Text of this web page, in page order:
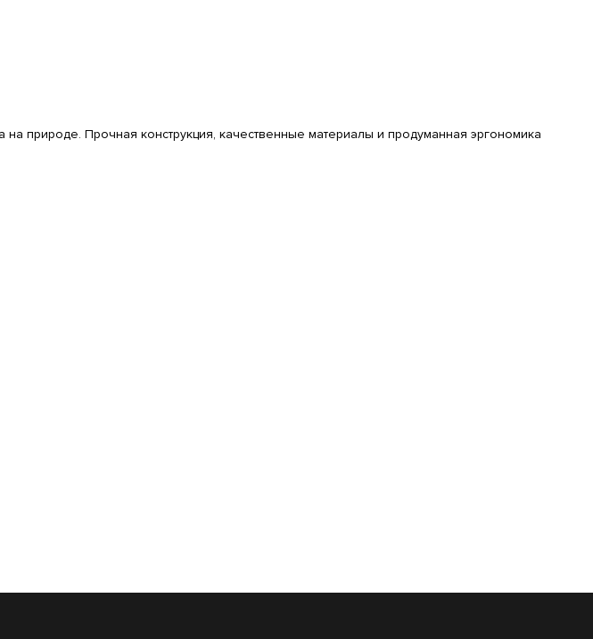
природе. Прочная конструкция, качественные материалы и продуманная эргономика